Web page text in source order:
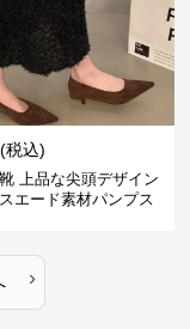
(税込)
上品な尖頭デザイン
エード素材パンプス
›